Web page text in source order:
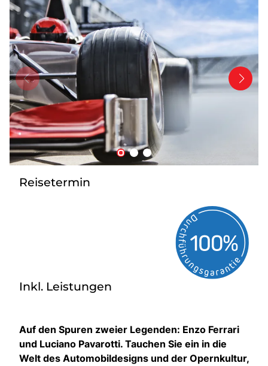
Start
Mehrtagesreisen
Tagesreisen
Bus anmieten
Transporte
Kataloge
Service & Kontakt
Reisetermin
Inkl. Leistungen
Auf den Spuren zweier Legenden: Enzo Ferrari
und Luciano Pavarotti. Tauchen Sie ein in die
Welt des Automobildesigns und der Opernkultur,